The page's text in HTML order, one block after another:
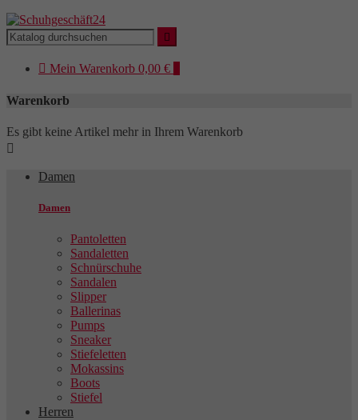

 Mein Warenkorb 0,00 €
Warenkorb
Es gibt keine Artikel mehr in Ihrem Warenkorb

Damen
Damen
Pantoletten
Sandaletten
Schnürschuhe
Sandalen
Slipper
Ballerinas
Pumps
Sneaker
Stiefeletten
Mokassins
Boots
Stiefel
Herren